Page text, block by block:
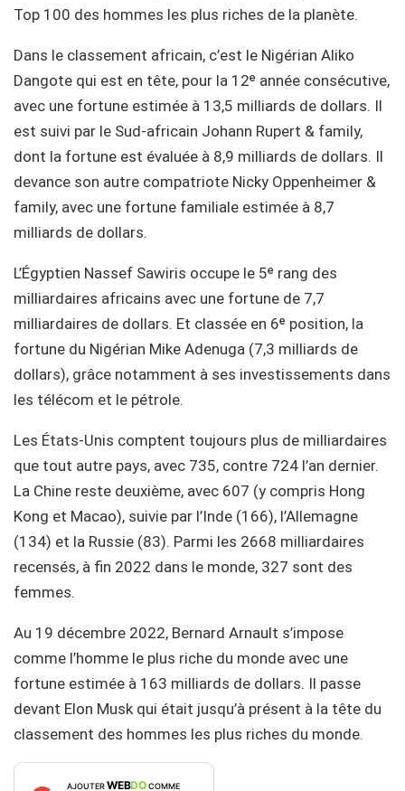
Top 100 des hommes les plus riches de la planète.
Dans le classement africain, c’est le Nigérian Aliko
Dangote qui est en tête, pour la 12ᵉ année consécutive,
avec une fortune estimée à 13,5 milliards de dollars. Il
est suivi par le Sud-africain Johann Rupert & family,
dont la fortune est évaluée à 8,9 milliards de dollars. Il
devance son autre compatriote Nicky Oppenheimer &
family, avec une fortune familiale estimée à 8,7
milliards de dollars.
L’Égyptien Nassef Sawiris occupe le 5ᵉ rang des
milliardaires africains avec une fortune de 7,7
milliardaires de dollars. Et classée en 6ᵉ position, la
fortune du Nigérian Mike Adenuga (7,3 milliards de
dollars), grâce notamment à ses investissements dans
les télécom et le pétrole.
Les États-Unis comptent toujours plus de milliardaires
que tout autre pays, avec 735, contre 724 l’an dernier.
La Chine reste deuxième, avec 607 (y compris Hong
Kong et Macao), suivie par l’Inde (166), l’Allemagne
(134) et la Russie (83). Parmi les 2668 milliardaires
recensés, à fin 2022 dans le monde, 327 sont des
femmes.
Au 19 décembre 2022, Bernard Arnault s’impose
comme l’homme le plus riche du monde avec une
fortune estimée à 163 milliards de dollars. Il passe
devant Elon Musk qui était jusqu’à présent à la tête du
classement des hommes les plus riches du monde.
AJOUTERWEBDOCOMME